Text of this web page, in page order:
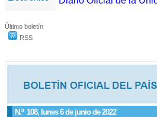
Último boletín
RSS
N.º 108, lunes 6 de junio de 2022